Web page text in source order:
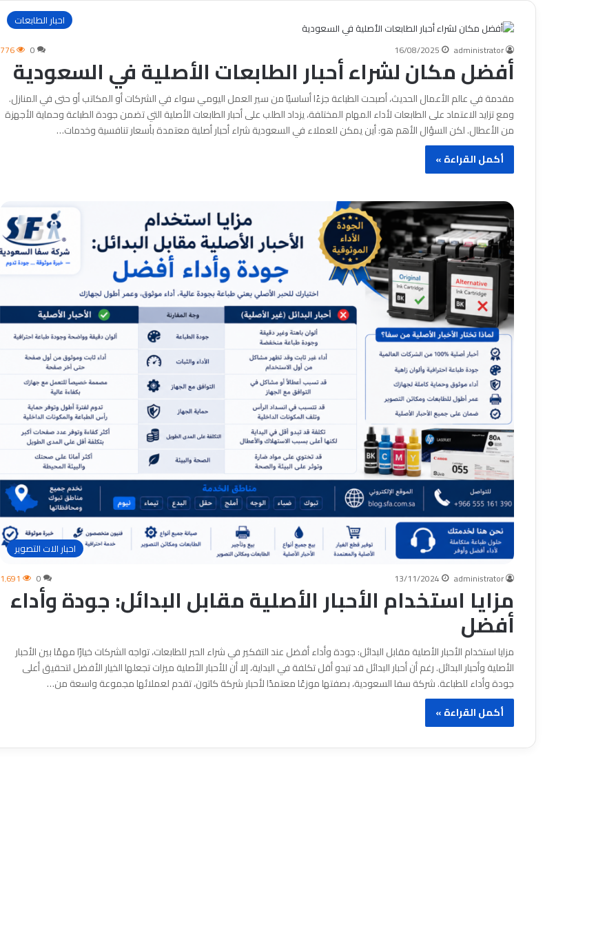
احبار الطابعات
administrator
16/08/2025
0
776
أفضل مكان لشراء أحبار الطابعات الأصلية في السعودية
مقدمة في عالم الأعمال الحديث، أصبحت الطباعة جزءًا أساسيًا من سير العمل اليومي سواء في الشركات أو المكاتب أو حتى في المنازل.
ومع تزايد الاعتماد على الطابعات لأداء المهام المختلفة، يزداد الطلب على أحبار الطابعات الأصلية التي تضمن جودة الطباعة وحماية الأجهزة
من الأعطال. لكن السؤال الأهم هو: أين يمكن للعملاء في السعودية شراء أحبار أصلية معتمدة بأسعار تنافسية وخدمات…
أكمل القراءة »
احبار الات التصوير
administrator
13/11/2024
0 1٬691
مزايا استخدام الأحبار الأصلية مقابل البدائل: جودة وأداء
أفضل
مزايا استخدام الأحبار الأصلية مقابل البدائل: جودة وأداء أفضل عند التفكير في شراء الحبر للطابعات، تواجه الشركات خيارًا مهمًا بين الأحبار
الأصلية وأحبار البدائل. رغم أن أحبار البدائل قد تبدو أقل تكلفة في البداية، إلا أن للأحبار الأصلية ميزات تجعلها الخيار الأفضل لتحقيق أعلى
جودة وأداء للطباعة. شركة سفا السعودية، بصفتها موزعًا معتمدًا لأحبار شركة كاتون، تقدم لعملائها مجموعة واسعة من…
أكمل القراءة »